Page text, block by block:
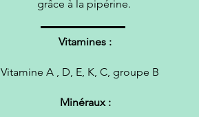
grâce à la pipérine.
Vitamines :
Vitamine A , D, E, K, C, groupe B
Minéraux :